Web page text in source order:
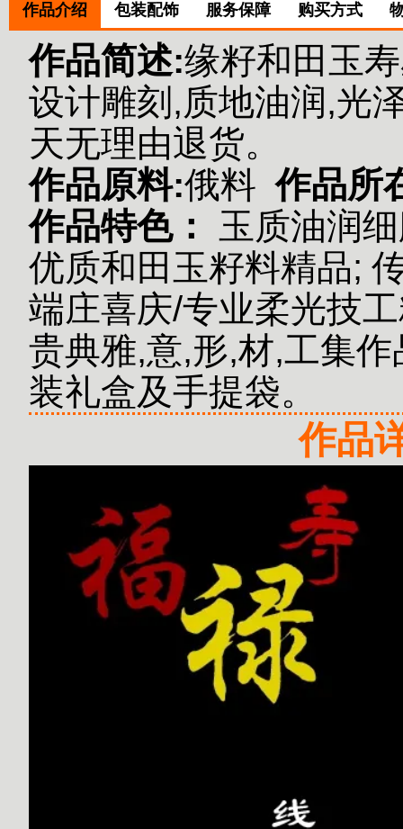
作品介绍 包装配饰 服务保障 购买方式
作品简述:缘籽和田玉
设计雕刻,质地油润,光
天无理由退货。
作品原料:俄料 作品所
作品特色：
玉质油润
优质和田玉籽料精品;
端庄喜庆/专业柔光技
贵典雅,意,形,材,工集作
装礼盒及手提袋。
作品